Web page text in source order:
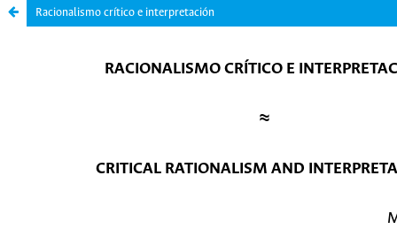
Racionalismo crítico e interpretación